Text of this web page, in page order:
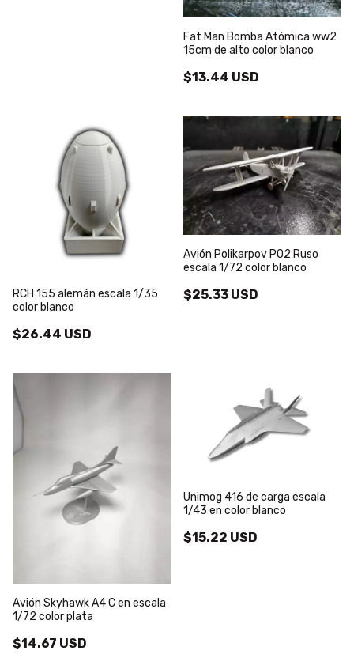
Fat Man Bomba Atómica ww2
15cm de alto color blanco
$13.44 USD
RCH 155 alemán escala 1/35
color blanco
$26.44 USD
Avión Polikarpov PO2 Ruso
escala 1/72 color blanco
$25.33 USD
Avión Skyhawk A4 C en escala
1/72 color plata
$14.67 USD
Unimog 416 de carga escala
1/43 en color blanco
$15.22 USD